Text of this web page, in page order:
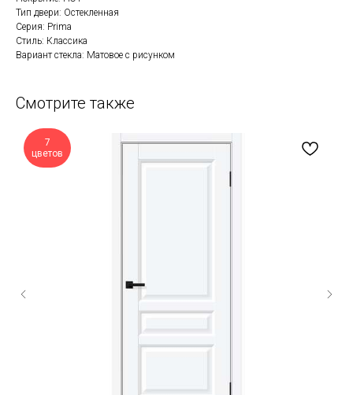
Тип двери: Остекленная
Серия: Prima
Стиль: Классика
Вариант стекла: Матовое с рисунком
Смотрите также
7
цветов